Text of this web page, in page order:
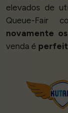
elevados de
Queue-Fair
novamente
venda é